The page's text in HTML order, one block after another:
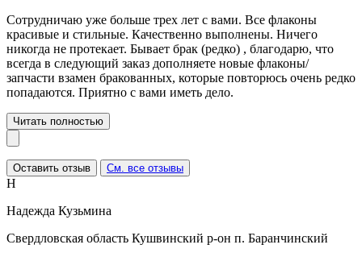
Сотрудничаю уже больше трех лет с вами. Все флаконы
красивые и стильные. Качественно выполнены. Ничего
никогда не протекает. Бывает брак (редко) , благодарю, что
всегда в следующий заказ дополняете новые флаконы/
запчасти взамен бракованных, которые повторюсь очень редко
попадаются. Приятно с вами иметь дело.
Читать полностью
Оставить отзыв См. все отзывы
Н
Надежда Кузьмина
Свердловская область Кушвинский р-он п. Баранчинский